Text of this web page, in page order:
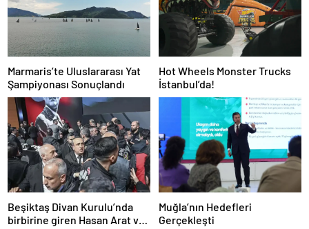
Marmaris’te Uluslararası Yat
Şampiyonası Sonuçlandı
Hot Wheels Monster Trucks
İstanbul’da!
Beşiktaş Divan Kurulu’nda
birbirine giren Hasan Arat ve
Muğla’nın Hedefleri
Gerçekleşti